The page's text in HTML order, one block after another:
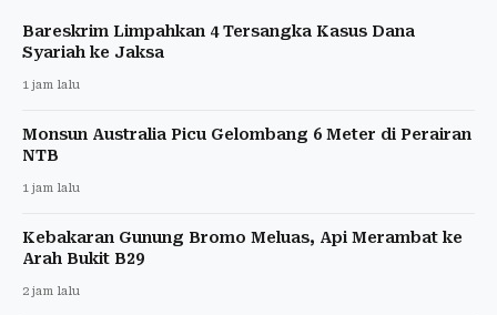
Bareskrim Limpahkan 4 Tersangka Kasus Dana
Syariah ke Jaksa
1 jam lalu
Monsun Australia Picu Gelombang 6 Meter di Perairan
NTB
1 jam lalu
Kebakaran Gunung Bromo Meluas, Api Merambat ke
Arah Bukit B29
2 jam lalu